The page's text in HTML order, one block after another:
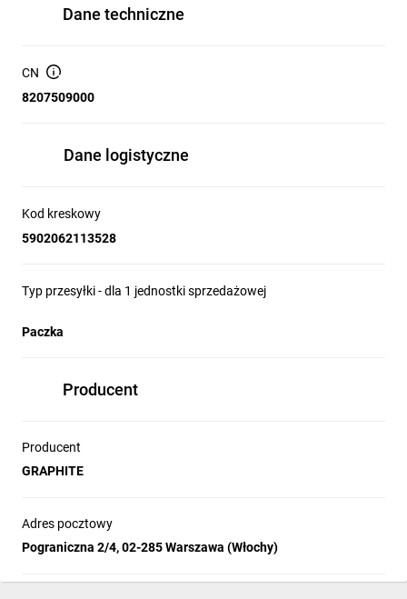
Dane techniczne
CN
8207509000
Dane logistyczne
Kod kreskowy
5902062113528
Typ przesyłki - dla 1 jednostki sprzedażowej
Paczka
Producent
Producent
GRAPHITE
Adres pocztowy
Pograniczna 2/4, 02-285 Warszawa (Włochy)